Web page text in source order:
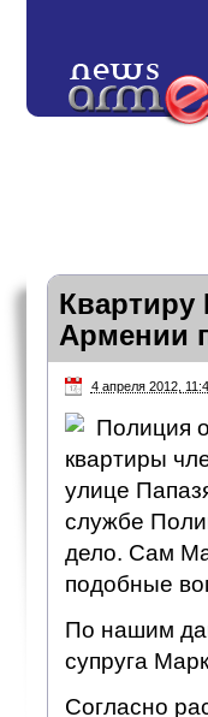
Квартиру
Армении
4 апреля 2012,
Полиция
квартиры
улице
службе
дело. Сам
подобные
По нашим
супруга
Согласно